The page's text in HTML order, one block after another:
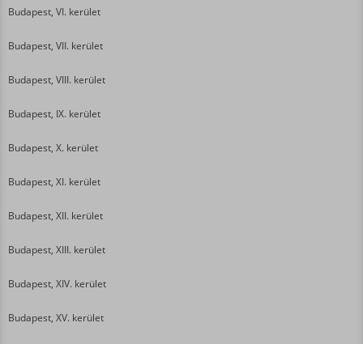
Budapest, VI. kerület
Budapest, VII. kerület
Budapest, VIII. kerület
Budapest, IX. kerület
Budapest, X. kerület
Budapest, XI. kerület
Budapest, XII. kerület
Budapest, XIII. kerület
Budapest, XIV. kerület
Budapest, XV. kerület